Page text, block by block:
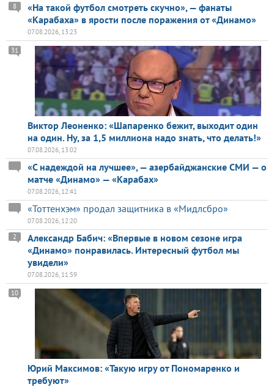
«На такой футбол смотреть скучно», — фанаты
«Карабаха» в ярости после поражения от «Динамо»
8
07.08.2026, 13:23
Виктор Леоненко: «Шапаренко бежит, выходит один
на один. Ну, за 1,5 миллиона надо знать, что делать!»
31
07.08.2026, 13:02
«С надеждой на лучшее», — азербайджанские СМИ — о
матче «Динамо» — «Карабах»
07.08.2026, 12:41
«Тоттенхэм» продал защитника в «Мидлсбро»
07.08.2026, 12:20
Александр Бабич: «Впервые в новом сезоне игра
«Динамо» понравилась. Интересный футбол мы
увидели»
2
07.08.2026, 11:59
Юрий Максимов: «Такую игру от Пономаренко и
требуют»
10